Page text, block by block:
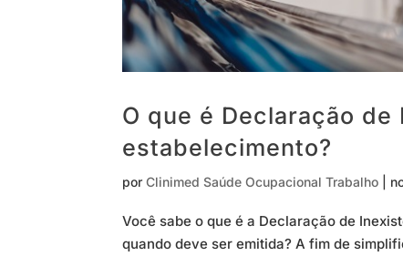
O que é Declaração
estabelecimento?
porClinimed Saúde Ocupacional Trabalho
Você sabe o que é a Declaração de
quando deve ser emitida? A fim de